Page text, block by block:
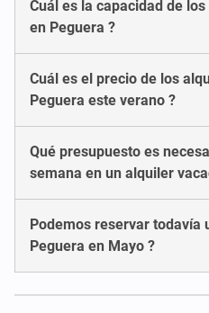
Cuál es la capacidad de
en Peguera ?
Cuál es el precio de los
Peguera este verano ?
Qué presupuesto es
semana en un alquiler
Podemos reservar todavía
Peguera en Mayo ?